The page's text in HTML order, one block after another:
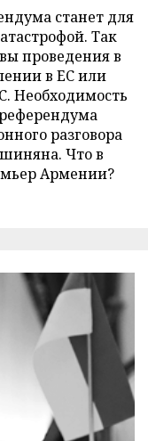
станет для
Так
проведения в
в ЕС или
Необходимость
разговора
Что в
Армении?